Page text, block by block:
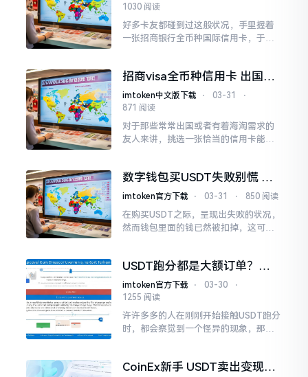
1030 阅读
好多卡友都碰到过这般状况，手里握着
一张招商银行全币种国际信用卡，于国
个问题，防止你刷卡的时刻尴尬。
招商visa全币种信用卡 出国必
备免货币转换费
imtoken中文版下载 ⋅ 03-31
⋅
871 阅读
对于那些常常出国或者有着海淘需求的
友人来讲，挑选一张恰当的信用卡能够
费”。
数字钱包买USDT失败别慌 钱
退到这里了
imtoken官方下载 ⋅ 03-31 ⋅ 850 阅读
在购买USDT之际，呈现出失败的状况，
然而钱包里面的钱已然被扣掉，这可是
失不见
USDT跑分都是大额订单？洗
钱套路与资金盘真相
imtoken官方下载 ⋅ 03-30
⋅
1255 阅读
许许多多的人在刚刚开始接触USDT跑分
时，都会察觉到一个怪异的现象，那就
百块的小单。
CoinEx新手 USDT卖出变现全